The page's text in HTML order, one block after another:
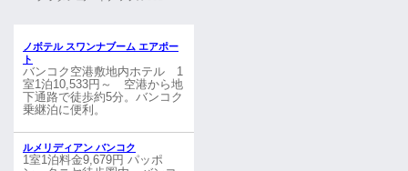
ノボテル スワンナブーム エアポー
ト
バンコク空港敷地内ホテル 1
室1泊10,533円～ 空港から地
下通路で徒歩約5分。バンコク
乗継泊に便利。
ルメリディアン バンコク
1室1泊料金9,679円 パッポ